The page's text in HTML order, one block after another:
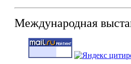
Международная